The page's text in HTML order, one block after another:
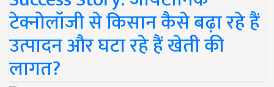
टेक्नोलॉजी से किसान कैसे बढ़ा रहे हैं
उत्पादन और घटा रहे हैं खेती की
लागत?